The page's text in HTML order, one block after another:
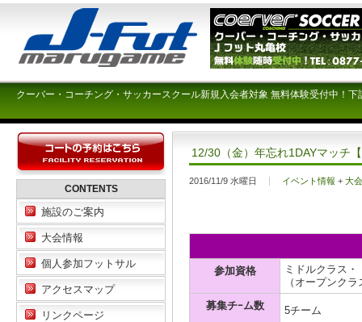
クーバー・コーチング・サッカースクール新規入会者対象 無料体験受付中！
12/30（金）年忘れ1DAYマッチ
2016/11/9 水曜日 イベント情報 + 大
参加資格
ミドルクラス
（オープンク
募集チｰム数
5チーム
CONTENTS
施設のご案内
大会情報
個人参加フットサル
アクセスマップ
リンクページ